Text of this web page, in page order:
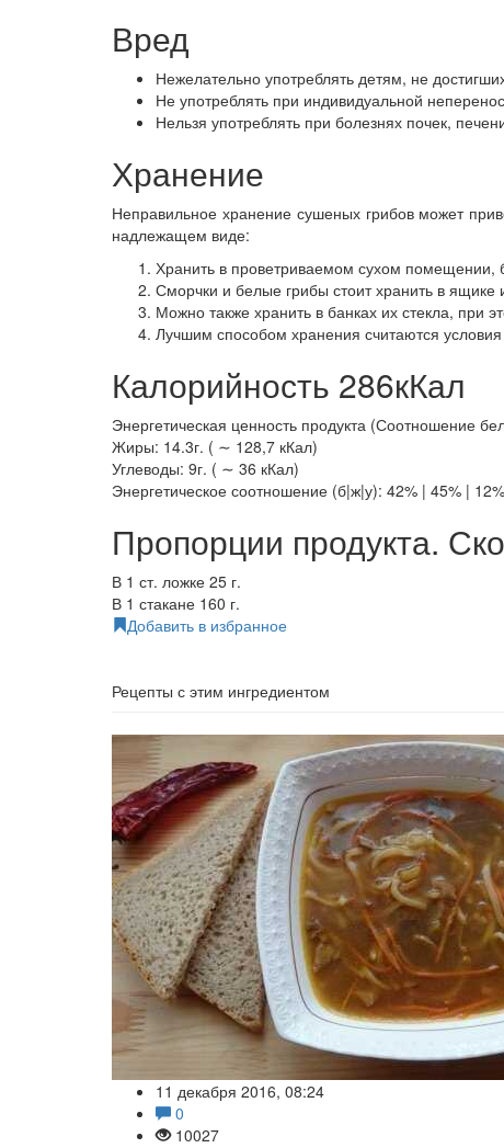
Вред
Нежелательно употреблять детям, не
Не употреблять при индивидуальной
Нельзя употреблять при болезнях почек,
Хранение
Неправильное хранение сушеных грибов может
надлежащем виде:
Хранить в проветриваемом сухом помещении,
Сморчки и белые грибы стоит хранить в
Можно также хранить в банках их стекла, при
Лучшим способом хранения считаются
Калорийность 286кКал
Энергетическая ценность продукта (Соотношение
Жиры: 14.3г. ( ∼ 128,7 кКал)
Углеводы: 9г. ( ∼ 36 кКал)
Энергетическое соотношение (б|ж|у): 42% | 45% | 12%
Пропорции продукта.
В 1 ст. ложке 25 г.
В 1 стакане 160 г.
Добавить в избранное
Рецепты с этим ингредиентом
11 декабря 2016, 08:24
0
10027